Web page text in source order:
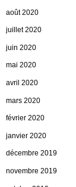
août 2020
juillet 2020
juin 2020
mai 2020
avril 2020
mars 2020
février 2020
janvier 2020
décembre 2019
novembre 2019